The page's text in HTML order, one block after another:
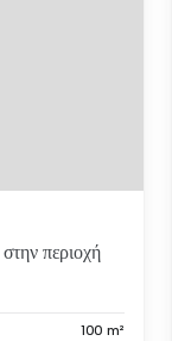
περιοχή
100 m²